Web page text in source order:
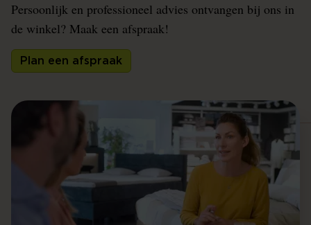
Persoonlijk en professioneel advies ontvangen bij ons in
de winkel? Maak een afspraak!
Plan een afspraak